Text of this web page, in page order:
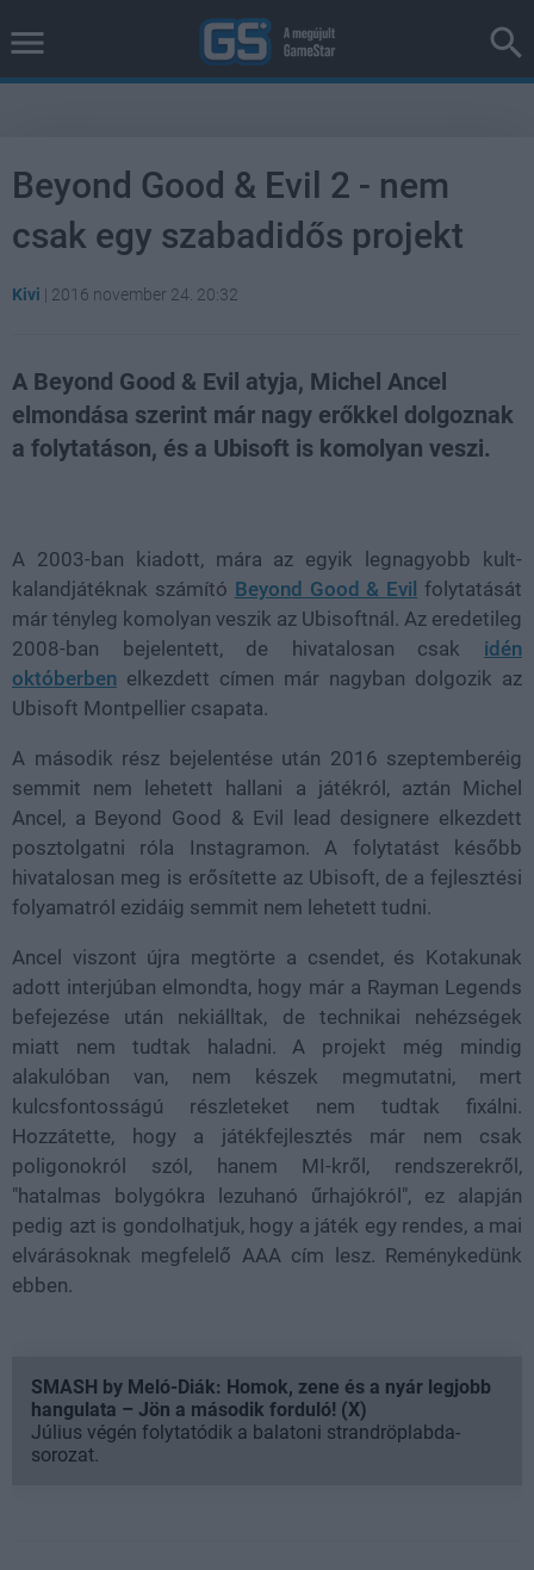
Beyond Good & Evil 2 - nem
csak egy szabadidős projekt
Kivi | 2016 november 24. 20:32
A Beyond Good & Evil atyja, Michel Ancel
elmondása szerint már nagy erőkkel dolgoznak
a folytatáson, és a Ubisoft is komolyan veszi.
A 2003-ban kiadott, mára az egyik legnagyobb kult-
kalandjátéknak számító Beyond Good & Evil folytatását
már tényleg komolyan veszik az Ubisoftnál. Az eredetileg
2008-ban bejelentett, de hivatalosan csak idén
októberben elkezdett címen már nagyban dolgozik az
Ubisoft Montpellier csapata.
A második rész bejelentése után 2016 szeptemberéig
semmit nem lehetett hallani a játékról, aztán Michel
Ancel, a Beyond Good & Evil lead designere elkezdett
posztolgatni róla Instagramon. A folytatást később
hivatalosan meg is erősítette az Ubisoft, de a fejlesztési
folyamatról ezidáig semmit nem lehetett tudni.
Ancel viszont újra megtörte a csendet, és Kotakunak
adott interjúban elmondta, hogy már a Rayman Legends
befejezése után nekiálltak, de technikai nehézségek
miatt nem tudtak haladni. A projekt még mindig
alakulóban van, nem készek megmutatni, mert
kulcsfontosságú részleteket nem tudtak fixálni.
Hozzátette, hogy a játékfejlesztés már nem csak
poligonokról szól, hanem MI-kről, rendszerekről,
"hatalmas bolygókra lezuhanó űrhajókról", ez alapján
pedig azt is gondolhatjuk, hogy a játék egy rendes, a mai
elvárásoknak megfelelő AAA cím lesz. Reménykedünk
ebben.
SMASH by Meló-Diák: Homok, zene és a nyár legjobb
hangulata – Jön a második forduló! (X)
Július végén folytatódik a balatoni strandröplabda-
sorozat.